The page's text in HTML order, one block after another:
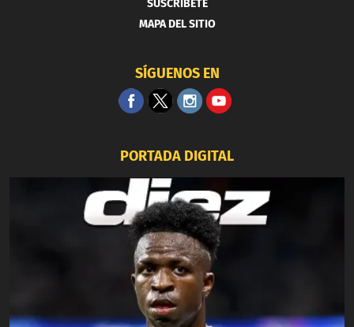
SUSCRIBETE
MAPA DEL SITIO
SÍGUENOS EN
PORTADA DIGITAL